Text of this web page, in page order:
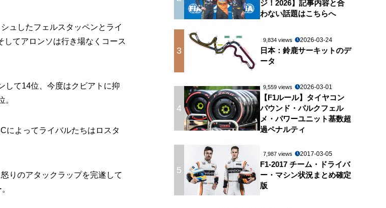
ュしたフェルスタッペンとライ
てアロンソは行き場なくコース
して14位、今度はクビアトに抑
によってライバルたちはロスタ
りのアタックラップを完遂して
ジ！2026】記事内容と合
わない話題はこちらへ
3
9,834 views 2026-03-24
日本：鈴鹿サーキットのデ
ータ
4
9,559 views 2026-03-01
【F1ルール】タイヤコン
パウンド・パルクフェル
メ・パワーユニット基数超
過ペナルティ
5
7,987 views 2017-03-05
F1-2017 チーム・ドライバ
ー・マシン状況まとめ確定
版